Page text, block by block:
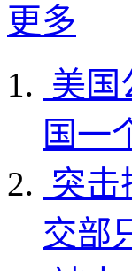
更多
美国
国一
突击
交部